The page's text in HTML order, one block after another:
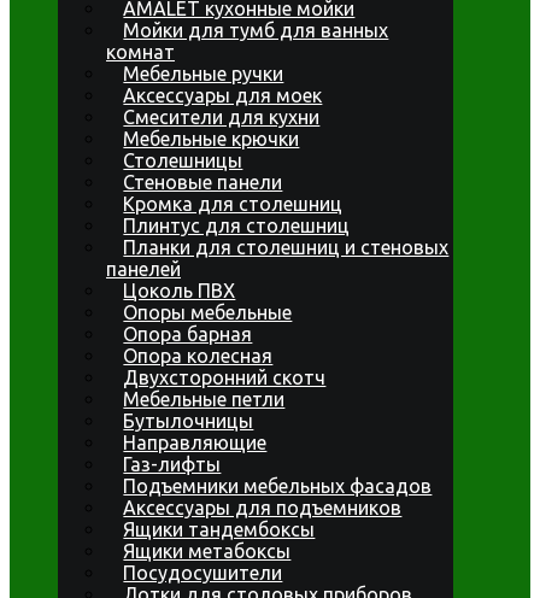
AMALET кухонные мойки
Мойки для тумб для ванных
комнат
Мебельные ручки
Аксессуары для моек
Смесители для кухни
Мебельные крючки
Столешницы
Стеновые панели
Кромка для столешниц
Плинтус для столешниц
Планки для столешниц и стеновых
панелей
Цоколь ПВХ
Опоры мебельные
Опора барная
Опора колесная
Двухсторонний скотч
Мебельные петли
Бутылочницы
Направляющие
Газ-лифты
Подъемники мебельных фасадов
Аксессуары для подъемников
Ящики тандембоксы
Ящики метабоксы
Посудосушители